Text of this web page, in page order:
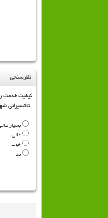
نظرسنجی
کیفیت خدمت
تاکسیرانی
بسیار
عالی
خوب
بد